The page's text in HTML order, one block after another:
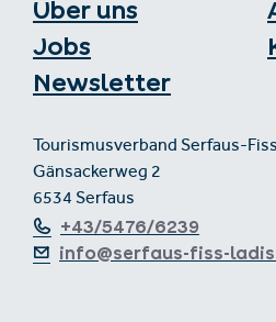
Über uns
Jobs
Newsletter
Tourismusverband Serfaus-
Gänsackerweg 2
6534 Serfaus
+43/5476/6239
info@serfaus-fiss-